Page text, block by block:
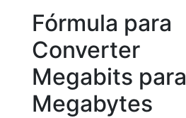
Fórmula para
Converter
Megabits para
Megabytes